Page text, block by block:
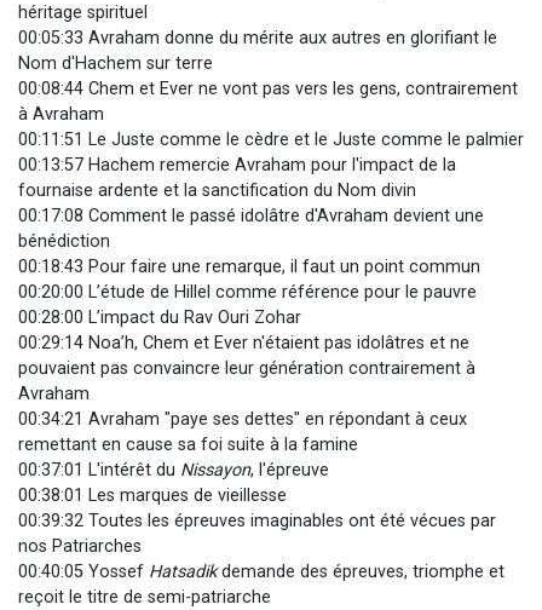
héritage spirituel
00:05:33 Avraham donne du mérite aux autres en glorifiant le
Nom d'Hachem sur terre
00:08:44 Chem et Ever ne vont pas vers les gens, contrairement
à Avraham
00:11:51 Le Juste comme le cèdre et le Juste comme le palmier
00:13:57 Hachem remercie Avraham pour l'impact de la
fournaise ardente et la sanctification du Nom divin
00:17:08 Comment le passé idolâtre d'Avraham devient une
bénédiction
00:18:43 Pour faire une remarque, il faut un point commun
00:20:00 L’étude de Hillel comme référence pour le pauvre
00:28:00 L’impact du Rav Ouri Zohar
00:29:14 Noa’h, Chem et Ever n'étaient pas idolâtres et ne
pouvaient pas convaincre leur génération contrairement à
Avraham
00:34:21 Avraham "paye ses dettes" en répondant à ceux
remettant en cause sa foi suite à la famine
00:37:01 L'intérêt du Nissayon, l'épreuve
00:38:01 Les marques de vieillesse
00:39:32 Toutes les épreuves imaginables ont été vécues par
nos Patriarches
00:40:05 Yossef Hatsadikdemande des épreuves, triomphe et
reçoit le titre de semi-patriarche